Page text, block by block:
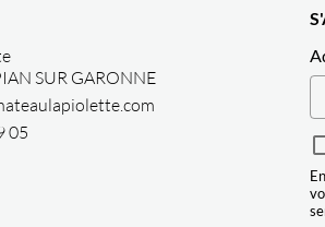
SUR GARONNE
05